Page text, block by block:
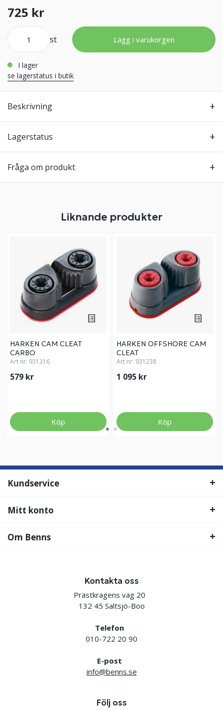
725 kr
st Lägg i varukorgen
i lager
se lagerstatus i butik
Beskrivning
Lagerstatus
Fråga om produkt
Liknande produkter
HARKEN CAM CLEAT
CARBO
Art nr: 931316
579 kr
Köp
HARKEN OFFSHORE CAM
CLEAT
Art nr: 931238
1 095 kr
Köp
Kundservice
Mitt konto
Om Benns
Kontakta oss
Prästkragens väg 20
132 45 Saltsjö-Boo
Telefon
010-722 20 90
E-post
info@benns.se
Följ oss